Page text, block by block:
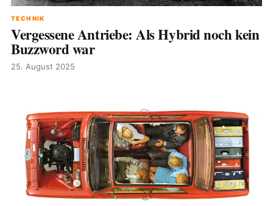
TECHNIK
Vergessene Antriebe: Als Hybrid noch kein
Buzzword war
25. August 2025